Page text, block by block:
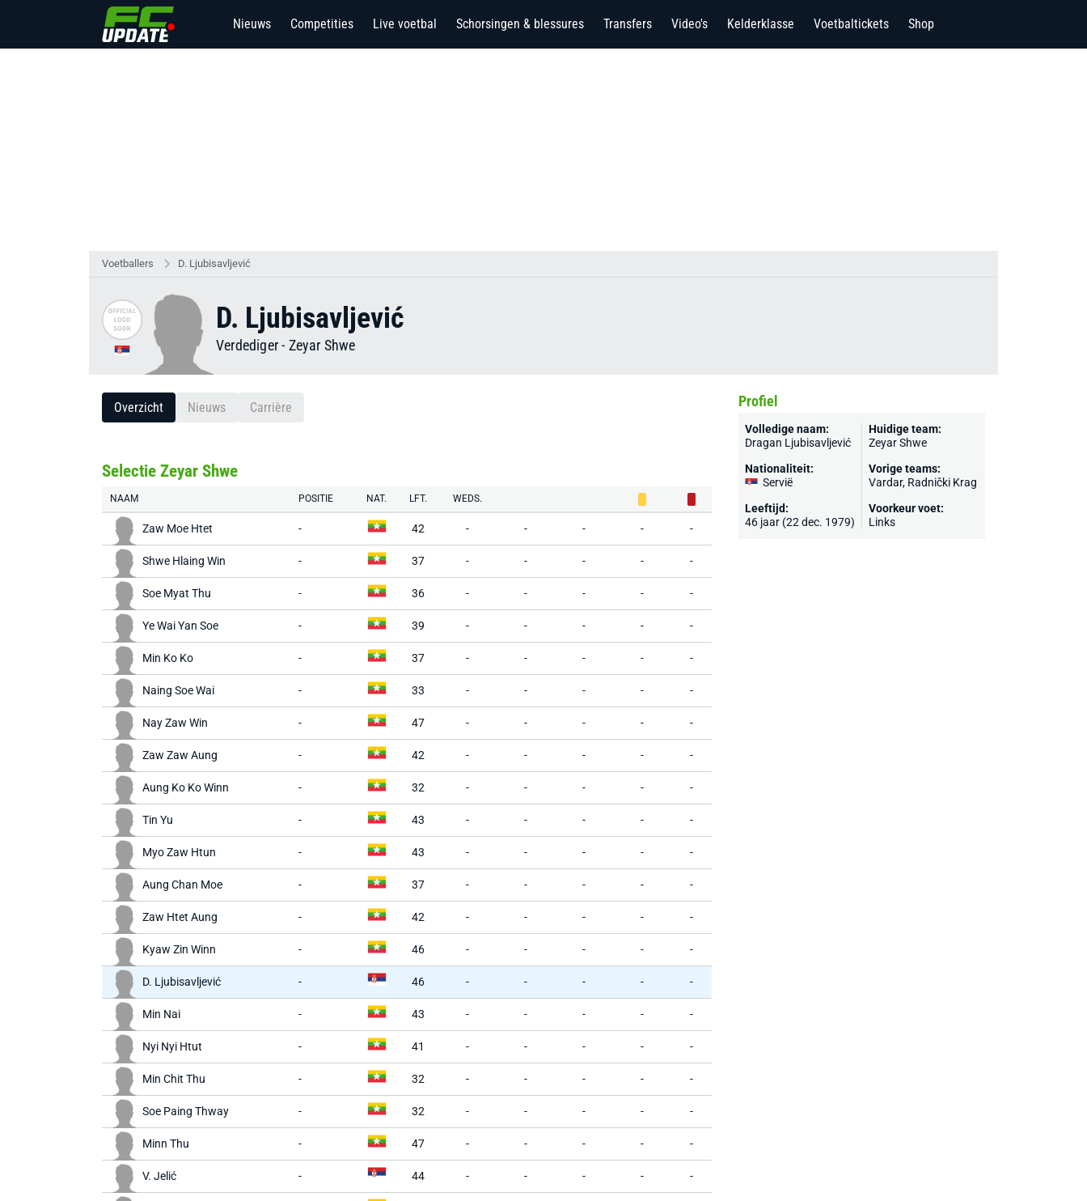
Nieuws Competities Live voetbal Schorsingen & blessures Transfers Video's Kelderklasse Voetbaltickets Shop
Voetballers D. Ljubisavljević
D. Ljubisavljević
Verdediger- Zeyar Shwe
Overzicht Nieuws Carrière
Selectie Zeyar Shwe
NAAM POSITIE NAT. LFT. WEDS.
Zaw Moe Htet - 42 - - - - -
Shwe Hlaing Win - 37 - - - - -
Soe Myat Thu - 36 - - - - -
Ye Wai Yan Soe - 39 - - - - -
Min Ko Ko - 37 - - - - -
Naing Soe Wai - 33 - - - - -
Nay Zaw Win - 47 - - - - -
Zaw Zaw Aung - 42 - - - - -
Aung Ko Ko Winn - 32 - - - - -
Tin Yu - 43 - - - - -
Myo Zaw Htun - 43 - - - - -
Aung Chan Moe - 37 - - - - -
Zaw Htet Aung - 42 - - - - -
Kyaw Zin Winn - 46 - - - - -
D. Ljubisavljević - 46 - - - - -
Min Nai - 43 - - - - -
Nyi Nyi Htut - 41 - - - - -
Min Chit Thu - 32 - - - - -
Soe Paing Thway - 32 - - - - -
Minn Thu - 47 - - - - -
V. Jelić - 44 - - - - -
Profiel
Volledige naam:
Dragan Ljubisavljević
Nationaliteit:
Servië
Leeftijd:
46 jaar (22 dec. 1979)
Huidige team:
Zeyar Shwe
Vorige teams:
Vardar, Radnički Krag
Voorkeur voet:
Links